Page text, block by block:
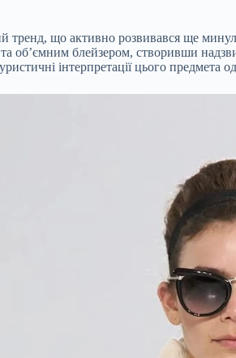
тренд, що активно розвивався ще
об’ємним блейзером, створивши
інтерпретації цього предмета